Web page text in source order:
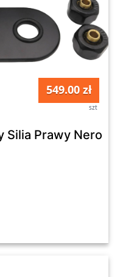
549.00 zł
szt
Prawy Nero